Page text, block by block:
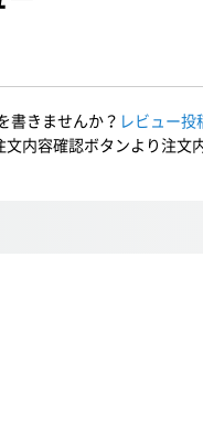
書きませんか？ レビュー
文内容確認ボタンより注